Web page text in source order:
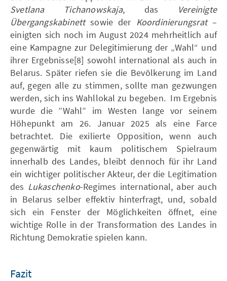
Svetlana Tichanowskaja, das
Vereinigte
Übergangskabinettsowie der Koordinierungsrat–
einigten sich noch im August 2024 mehrheitlich auf
eine Kampagne zur Delegitimierung der „Wahl“ und
ihrer Ergebnisse[8] sowohl international als auch in
Belarus. Später riefen sie die Bevölkerung im Land
auf, gegen alle zu stimmen, sollte man gezwungen
werden, sich ins Wahllokal zu begeben. Im Ergebnis
wurde die ”Wahl” im Westen lange vor seinem
Höhepunkt am 26. Januar 2025 als eine Farce
betrachtet. Die exilierte Opposition, wenn auch
gegenwärtig mit kaum politischem Spielraum
innerhalb des Landes, bleibt dennoch für ihr Land
ein wichtiger politischer Akteur, der die Legitimation
des Lukaschenko-Regimes international, aber auch
in Belarus selber effektiv hinterfragt, und, sobald
sich ein Fenster der Möglichkeiten öffnet, eine
wichtige Rolle in der Transformation des Landes in
Richtung Demokratie spielen kann.
Fazit